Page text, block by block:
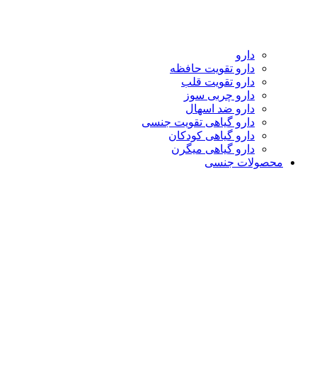
دارو
دارو تقویت حافظه
دارو تقویت قلب
دارو چربی سوز
دارو ضد اسهال
دارو گیاهی تقویت جنسی
دارو گیاهی کودکان
دارو گیاهی میگرن
محصولات جنسی